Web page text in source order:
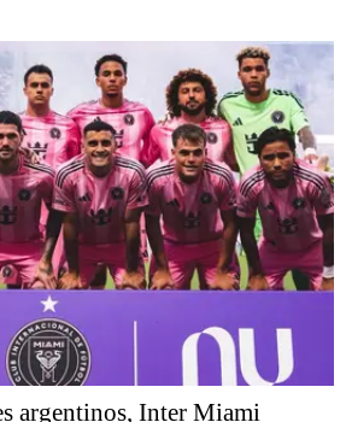
argentinos, Inter Miami